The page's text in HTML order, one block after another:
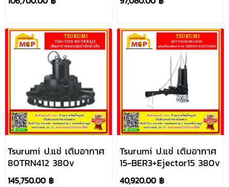
Tsurumi ป.แช่ เติมอากาศ
80TRN412 380v
145,750.00 ฿
Tsurumi ป.แช่ เติมอากาศ
15-BER3+Ejector15 380v
40,920.00 ฿